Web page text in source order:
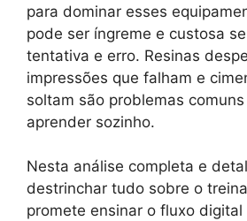
para dominar esses
pode ser íngreme e custosa
tentativa e erro. Resinas
impressões que falham e
soltam são problemas
aprender sozinho.
Nesta análise completa e
destrinchar tudo sobre o
promete ensinar o fluxo